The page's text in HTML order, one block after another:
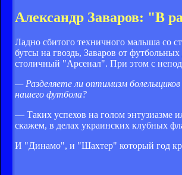
Александр Заваров: "В
Ладно сбитого техничного малыша со
бутсы на гвоздь, Заваров от
столичный "Арсенал". При этом с
— Разделяете ли оптимизм болельщиков
нашего футбола?
— Таких успехов на голом энтузиазме
скажем, в делах украинских клубных
И "Динамо", и "Шахтер" который год